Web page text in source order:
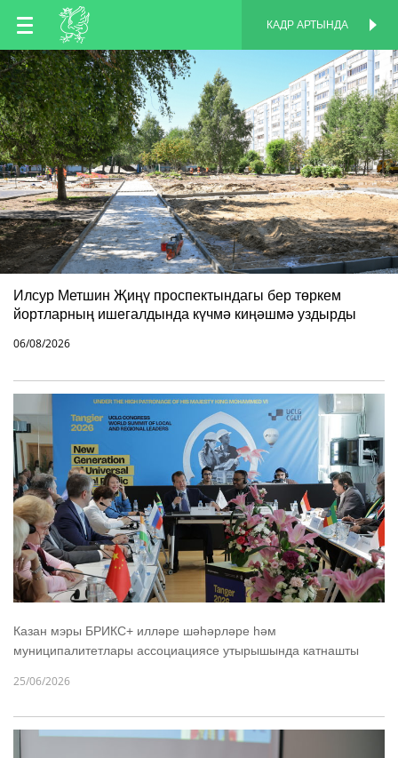
TT
EN
RU
КАДР АРТЫНДА
Илсур Метшин Җиңү проспектындагы бер төркем
йортларның ишегалдында күчмә киңәшмә уздырды
06/08/2026
Казан мэры БРИКС+ илләре шәһәрләре һәм
муниципалитетлары ассоциациясе утырышында катнашты
25/06/2026
КАДР АРТЫНДА